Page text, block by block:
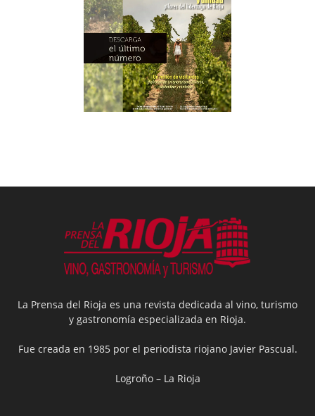
La Prensa del Rioja es una revista dedicada al vino, turismo
y gastronomía especializada en Rioja.
Fue creada en 1985 por el periodista riojano Javier Pascual.
Logroño – La Rioja